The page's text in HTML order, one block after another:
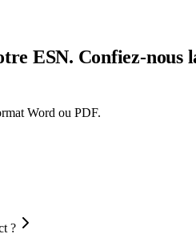
ESN. Confiez-
Word ou PDF.
?